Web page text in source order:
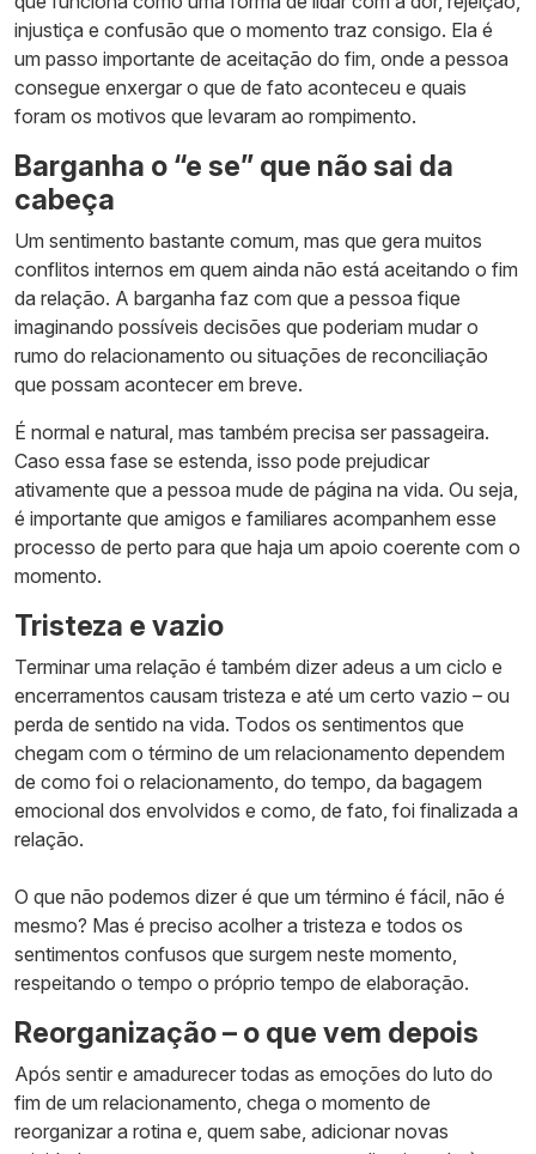
injustiça e confusão que o momento traz consigo. Ela é
um passo importante de aceitação do fim, onde a pessoa
consegue enxergar o que de fato aconteceu e quais
foram os motivos que levaram ao rompimento.
Barganha o “e se” que não sai da
cabeça
Um sentimento bastante comum, mas que gera muitos
conflitos internos em quem ainda não está aceitando o fim
da relação. A barganha faz com que a pessoa fique
imaginando possíveis decisões que poderiam mudar o
rumo do relacionamento ou situações de reconciliação
que possam acontecer em breve.
É normal e natural, mas também precisa ser passageira.
Caso essa fase se estenda, isso pode prejudicar
ativamente que a pessoa mude de página na vida. Ou seja,
é importante que amigos e familiares acompanhem esse
processo de perto para que haja um apoio coerente com o
momento.
Tristeza e vazio
Terminar uma relação é também dizer adeus a um ciclo e
encerramentos causam tristeza e até um certo vazio – ou
perda de sentido na vida. Todos os sentimentos que
chegam com o término de um relacionamento dependem
de como foi o relacionamento, do tempo, da bagagem
emocional dos envolvidos e como, de fato, foi finalizada a
relação.
O que não podemos dizer é que um término é fácil, não é
mesmo? Mas é preciso acolher a tristeza e todos os
sentimentos confusos que surgem neste momento,
respeitando o tempo o próprio tempo de elaboração.
Reorganização – o que vem depois
Após sentir e amadurecer todas as emoções do luto do
fim de um relacionamento, chega o momento de
reorganizar a rotina e, quem sabe, adicionar novas